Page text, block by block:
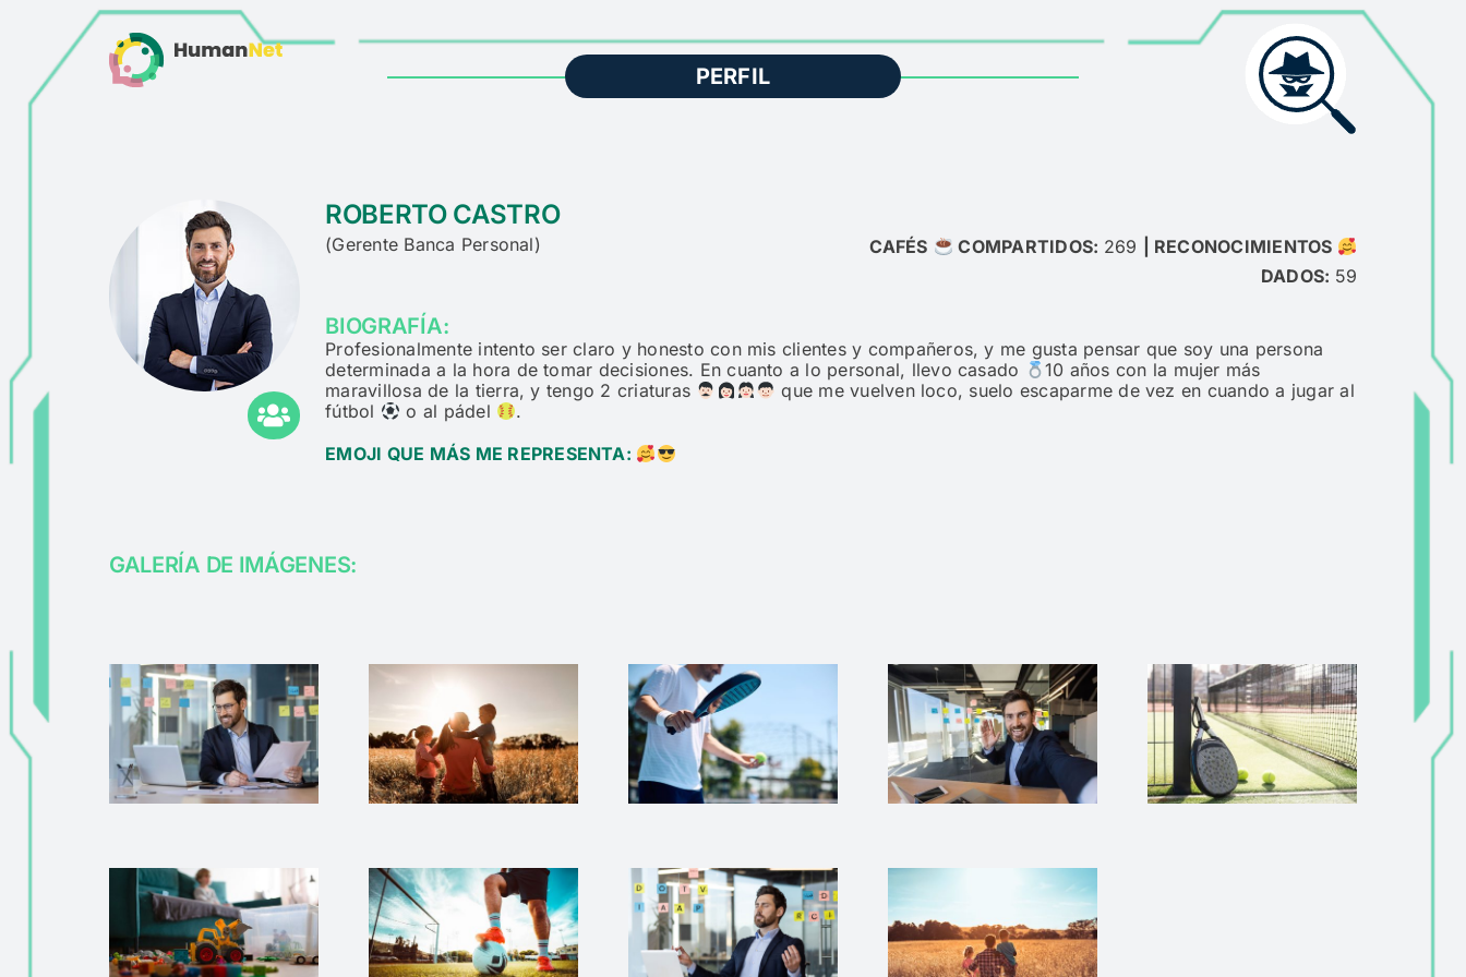
content
PERFIL
ROBERTO CASTRO
(Gerente Banca Personal) CAFÉS COMPARTIDOS: 269
RECONOCIMIENTOS
DADOS: 59
BIOGRAFÍA:
Profesionalmente intento ser claro y honesto con mis clientes y compañeros, y me gusta pensar que soy una persona
determinada a la hora de tomar decisiones. En cuanto a lo personal, llevo casado
10 años con la mujer más
maravillosa de la tierra, y tengo 2 criaturas
que me vuelven loco, suelo escaparme de vez en cuando a jugar al
fútbol
o al pádel
.
EMOJI QUE MÁS ME REPRESENTA:
GALERÍA DE IMÁGENES: